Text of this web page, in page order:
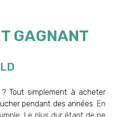
GAGNANT
Tout simplement à acheter
pendant des années. En